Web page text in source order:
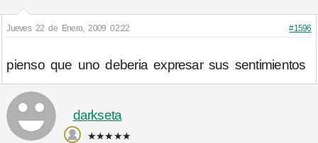
Jueves 22 de Enero, 2009 02:22 #1596
pienso que uno deberia expresar sus sentimientos
darkseta
★★★★★